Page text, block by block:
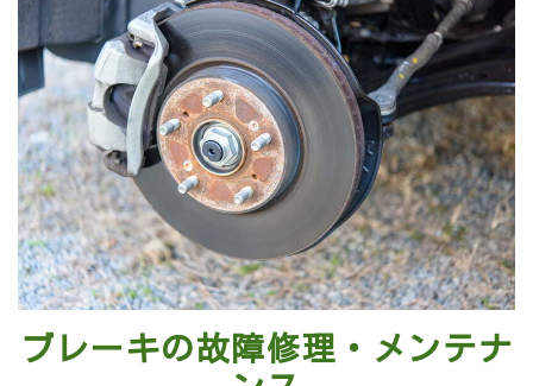
ブレーキの故障修理・メンテナ